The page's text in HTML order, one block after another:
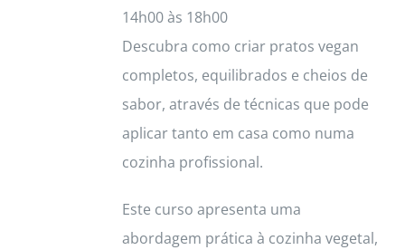
14h00 às 18h00
Descubra como criar pratos vegan
completos, equilibrados e cheios de
sabor, através de técnicas que pode
aplicar tanto em casa como numa
cozinha profissional.
Este curso apresenta uma
abordagem prática à cozinha vegetal,